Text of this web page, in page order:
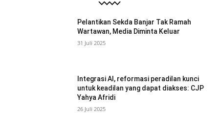
Pelantikan Sekda Banjar Tak Ramah
Wartawan, Media Diminta Keluar
31 Juli 2025
Integrasi AI, reformasi peradilan kunci
untuk keadilan yang dapat diakses: CJP
Yahya Afridi
26 Juli 2025